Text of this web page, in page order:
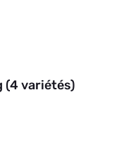
(4 variétés)